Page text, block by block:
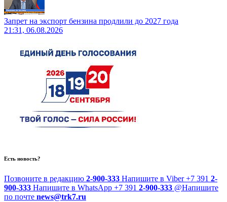
Запрет на экспорт бензина продлили до 2027 года
21:31, 06.08.2026
Есть новость?
Позвоните в редакцию 2-900-333 Напишите в Viber +7 391 2-
900-333 Напишите в WhatsApp +7 391 2-900-333 @Напишите
по почте news@trk7.ru